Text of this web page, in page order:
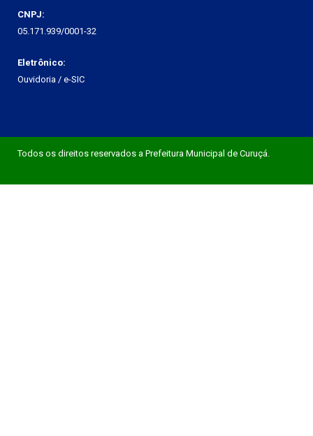
CNPJ:
05.171.939/0001-32
Eletrônico:
Ouvidoria / e-SIC
Todos os direitos reservados a Prefeitura Municipal de Curuçá.